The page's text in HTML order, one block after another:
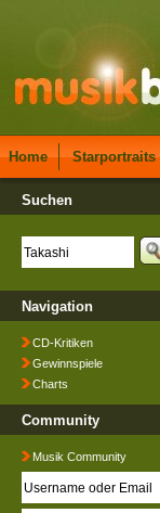
Home Starportraits
Suchen
Navigation
CD-Kritiken
Gewinnspiele
Charts
Community
Musik Community